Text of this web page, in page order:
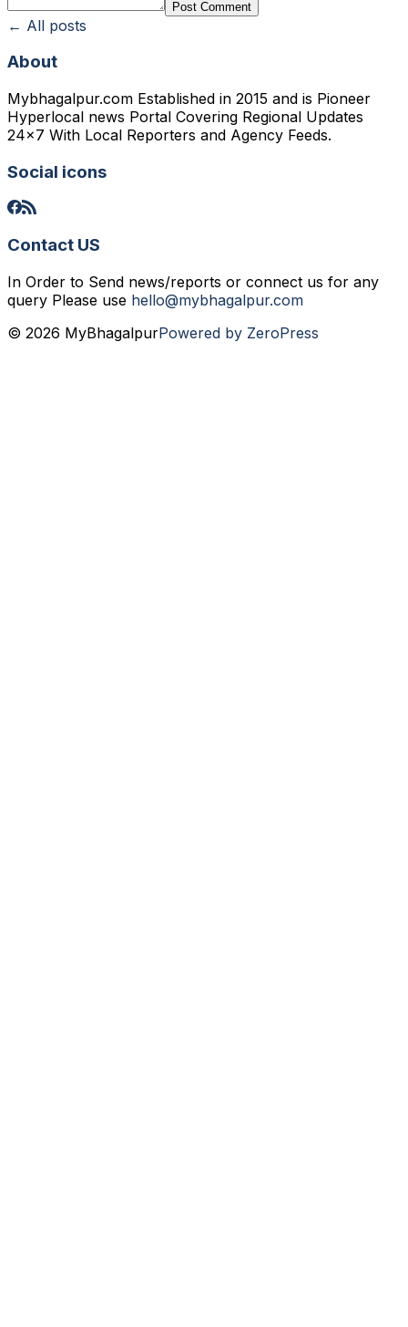
Post Comment
← All posts
About
Mybhagalpur.com Established in 2015 and is Pioneer
Hyperlocal news Portal Covering Regional Updates
24x7 With Local Reporters and Agency Feeds.
Social icons
Contact US
In Order to Send news/reports or connect us for any
query Please use hello@mybhagalpur.com
© 2026 MyBhagalpurPowered by ZeroPress